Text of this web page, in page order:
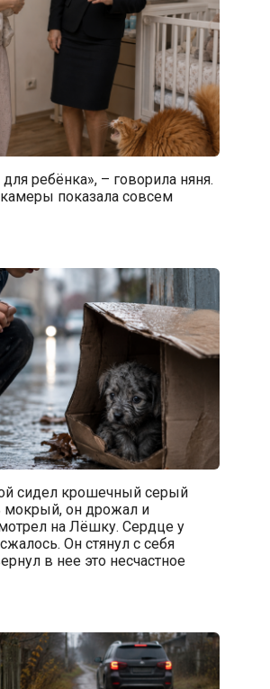
ребёнка», – говорила няня.
показала совсем
сидел крошечный серый
мокрый, он дрожал и
на Лёшку. Сердце у
Он стянул с себя
в нее это несчастное